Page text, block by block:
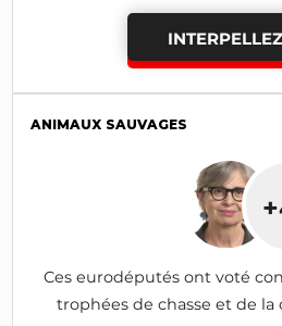
ANIMAUX SAUVAGES
Ces eurodéputés ont voté
trophées de chasse et de la